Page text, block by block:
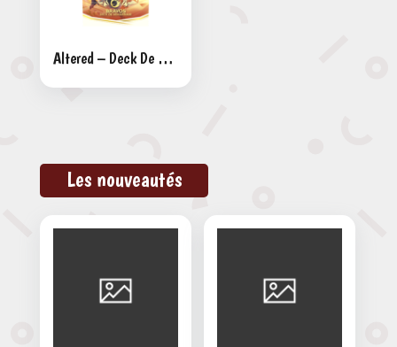
Altered – Deck De Démarrage Bravos
Les nouveautés